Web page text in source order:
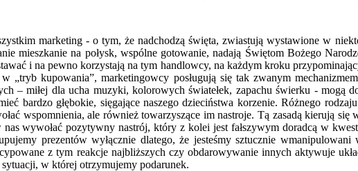
marketing - o tym, że nadchodzą święta, zwiastują wystawione w
mieszkanie na połysk, wspólne gotowanie, nadają Świętom Bożego
i na pewno korzystają na tym handlowcy, na każdym kroku
„tryb kupowania”, marketingowcy posługują się tak zwanym
– miłej dla ucha muzyki, kolorowych światełek, zapachu świerku -
bardzo głębokie, sięgające naszego dzieciństwa korzenie. Różnego
wspomnienia, ale również towarzyszące im nastroje. Tą zasadą kierują
wywołać pozytywny nastrój, który z kolei jest fałszywym doradcą w
prezentów wyłącznie dlatego, że jesteśmy sztucznie
z tym reakcje najbliższych czy obdarowywanie innych aktywuje
w której otrzymujemy podarunek.